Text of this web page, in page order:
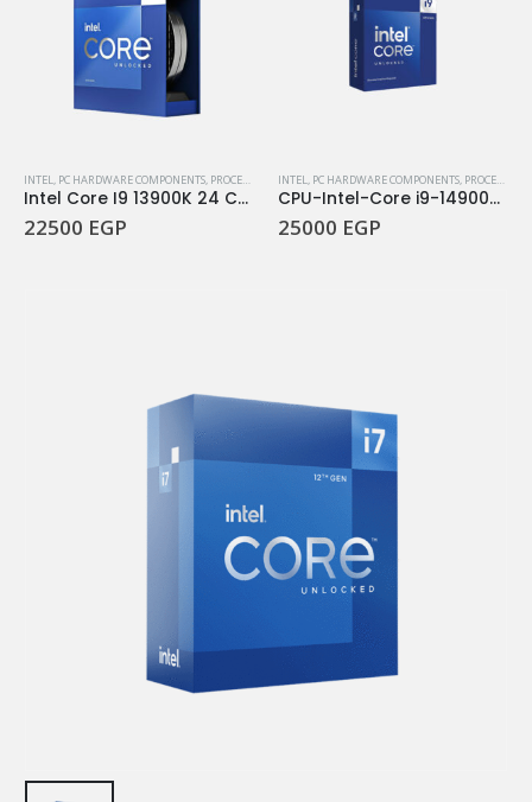
INTEL, PC HARDWARE COMPONENTS, PROCESSORS
Intel Core I9 13900K 24 Cores -32Threads up to 5.80 GHz
22500 EGP
INTEL, PC HARDWARE COMPONENTS, PROCESSORS
CPU-Intel-Core i9-14900KF 8P 16E Core 32 Threads 2.4 GHz 6.0 GHz Turbo Socket LGA 1700 Processor
25000 EGP